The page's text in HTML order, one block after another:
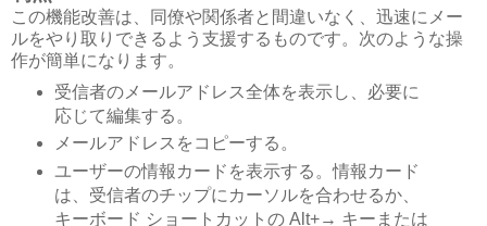
この機能改善は、同僚や関係者と間違いなく、迅速にメー
ルをやり取りできるよう支援するものです。次のような操
作が簡単になります。
受信者のメールアドレス全体を表示し、必要に
応じて編集する。
メールアドレスをコピーする。
ユーザーの情報カードを表示する。情報カード
は、受信者のチップにカーソルを合わせるか、
キーボード ショートカットの Alt+→ キーまたは